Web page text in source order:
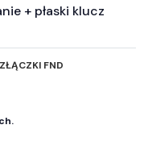
+ płaski klucz
FND